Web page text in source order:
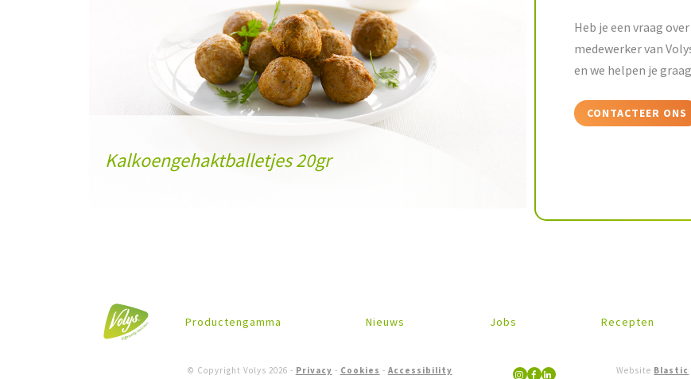
Kalkoengehaktballetjes 20gr
Heb je een vraag
medewerker van
en we helpen je
CONTACTEER ONS
Productengamma Nieuws Jobs Recepten
© Copyright Volys 2026 - Privacy - Cookies - Accessibility Website Blastic